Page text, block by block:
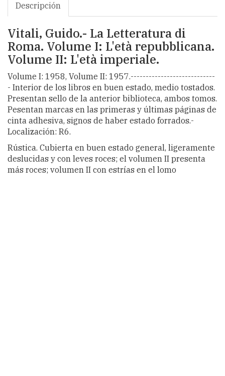
Descripción
Vitali, Guido.- La Letteratura di
Roma. Volume I: L'età repubblicana.
Volume II: L'età imperiale.
Volume I: 1958, Volume II: 1957.----------------------------
- Interior de los libros en buen estado, medio tostados.
Presentan sello de la anterior biblioteca, ambos tomos.
Pesentan marcas en las primeras y últimas páginas de
cinta adhesiva, signos de haber estado forrados.-
Localización: R6.
Rústica. Cubierta en buen estado general, ligeramente
deslucidas y con leves roces; el volumen II presenta
más roces; volumen II con estrías en el lomo